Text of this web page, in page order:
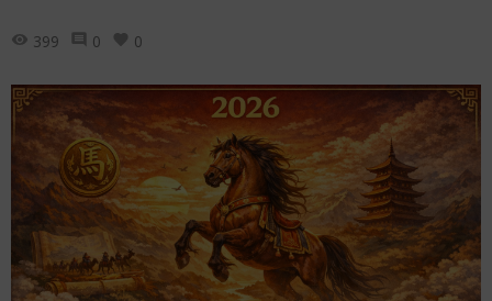
399 0 0